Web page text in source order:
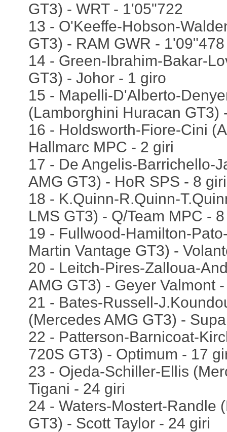
GT3) - WRT - 1'05"722
13 - O'Keeffe-Hobson-
GT3) - RAM GWR - 1'09"478
14 - Green-Ibrahim-Bakar-
GT3) - Johor - 1 giro
15 - Mapelli-D'Alberto-
(Lamborghini Huracan GT3)
16 - Holdsworth-Fiore-Cini
Hallmarc MPC - 2 giri
17 - De Angelis-Barrichello-
AMG GT3) - HoR SPS - 8 giri
18 - K.Quinn-R.Quinn-
LMS GT3) - Q/Team MPC -
19 - Fullwood-Hamilton-
Martin Vantage GT3) -
20 - Leitch-Pires-Zalloua-
AMG GT3) - Geyer Valmont
21 - Bates-Russell-
(Mercedes AMG GT3) -
22 - Patterson-Barnicoat-
720S GT3) - Optimum - 17
23 - Ojeda-Schiller-Ellis
Tigani - 24 giri
24 - Waters-Mostert-Randle
GT3) - Scott Taylor - 24 giri